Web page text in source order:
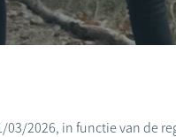
03/2026, in functie van de